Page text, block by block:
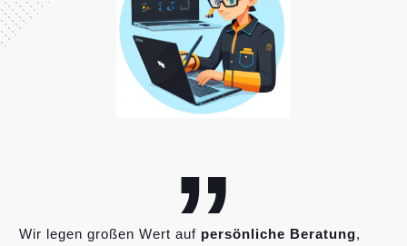
„
Wir legen großen Wert auf persönliche Beratung,